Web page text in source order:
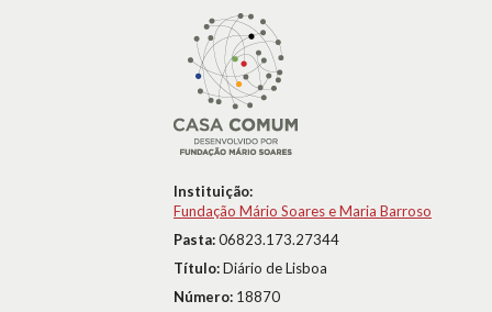
Instituição:
Fundação Mário Soares e Maria Barroso
Pasta:06823.173.27344
Título:Diário de Lisboa
Número: 18870